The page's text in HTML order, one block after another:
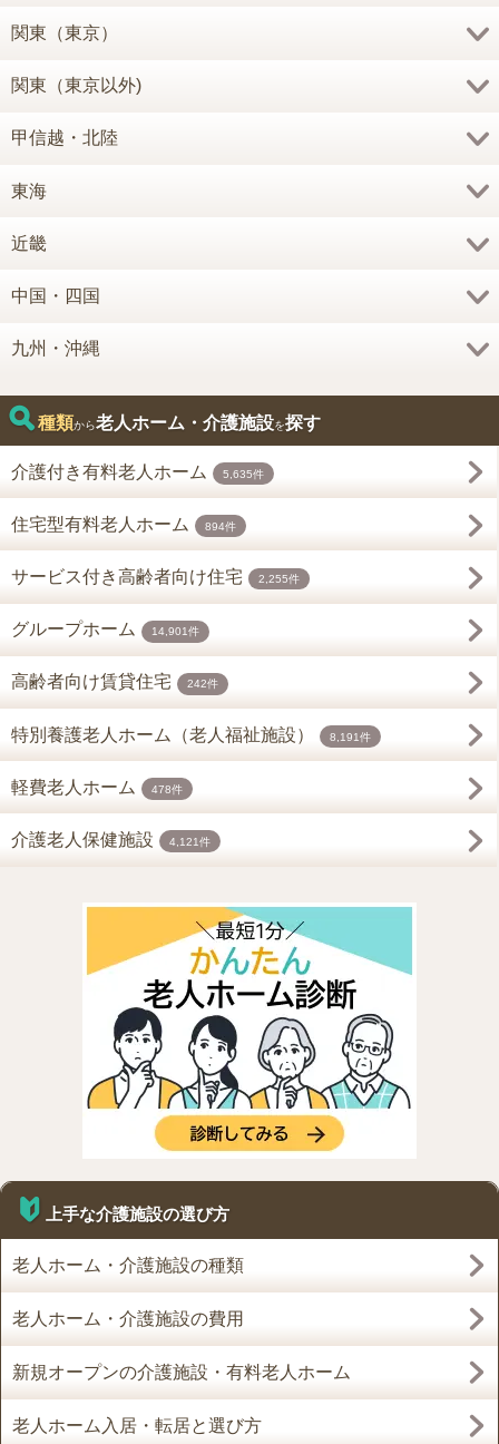
関東（東京）
関東（東京以外)
甲信越・北陸
東海
近畿
中国・四国
九州・沖縄
種類から老人ホーム・介護施設を探す
介護付き有料老人ホーム 5,635件
住宅型有料老人ホーム 894件
サービス付き高齢者向け住宅 2,255件
グループホーム 14,901件
高齢者向け賃貸住宅 242件
特別養護老人ホーム（老人福祉施設） 8,191件
軽費老人ホーム 478件
介護老人保健施設 4,121件
上手な介護施設の選び方
老人ホーム・介護施設の種類
老人ホーム・介護施設の費用
新規オープンの介護施設・有料老人ホーム
老人ホーム入居・転居と選び方